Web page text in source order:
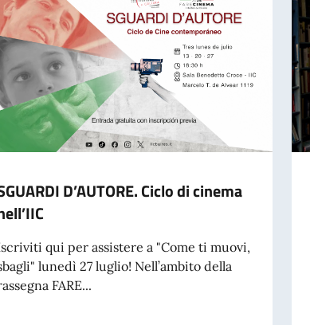
D’AUTORE. Ciclo di cinema
qui per assistere a "Come ti muovi,
lunedì 27 luglio! Nell’ambito della
FARE...